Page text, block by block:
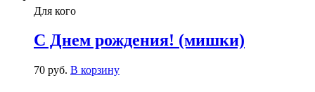
Для кого
С Днем рождения! (мишки)
70 руб. В корзину